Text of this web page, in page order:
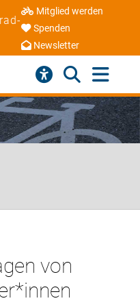
Mitglied werden
Spenden
Newsletter
von